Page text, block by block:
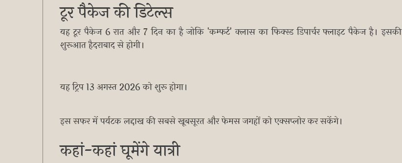
टूर पैकेज की डिटेल्स
यह टूर पैकेज 6 रात और 7 दिन का है जोकि 'कम्फर्ट' क्लास का फिक्स्ड डिपार्चर फ्लाइट पैकेज है। इसकी
शुरूआत हैदराबाद से होगी।
यह ट्रिप 13 अगस्त 2026 को शुरू होगा।
इस सफर में पर्यटक लद्दाख की सबसे खूबसूरत और फेमस जगहों को एक्सप्लोर कर सकेंगे।
कहां-कहां घूमेंगे यात्री